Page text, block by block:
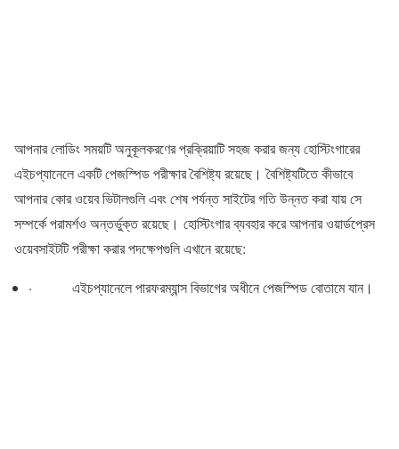
আপনার লোডিং সময়টি অনুকূলকরণের প্রক্রিয়াটি সহজ করার জন্য হোস্টিংগারের
এইচপ্যানেলে একটি পেজস্পিড পরীক্ষার বৈশিষ্ট্য রয়েছে। বৈশিষ্ট্যটিতে কীভাবে
আপনার কোর ওয়েব ভিটালগুলি এবং শেষ পর্যন্ত সাইটের গতি উন্নত করা যায় সে
সম্পর্কে পরামর্শও অন্তর্ভুক্ত রয়েছে। হোস্টিংগার ব্যবহার করে আপনার ওয়ার্ডপ্রেস
ওয়েবসাইটটি পরীক্ষা করার পদক্ষেপগুলি এখানে রয়েছে:
· এইচপ্যানেলে পারফরম্যান্স বিভাগের অধীনে পেজস্পিড বোতামে যান।